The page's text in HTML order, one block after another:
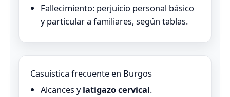
Fallecimiento: perjuicio personal básico
y particular a familiares, según tablas.
Casuística frecuente en Burgos
Alcances ylatigazo cervical.